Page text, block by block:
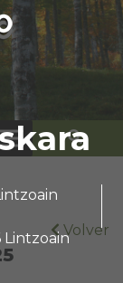
LintzoainVolver